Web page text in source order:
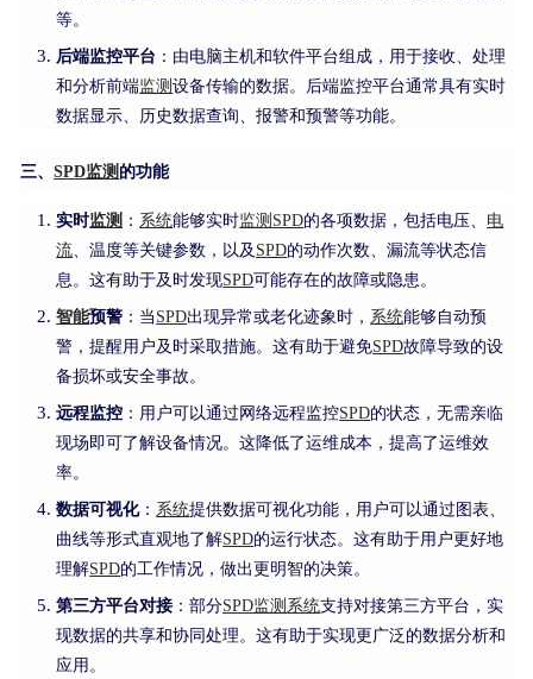
等。
后端监控平台 ：由电脑主机和软件平台组成，用于接收、处理
和分析前端监测设备传输的数据。后端监控平台通常具有实时
数据显示、历史数据查询、报警和预警等功能。
三、SPD监测 的功能
实时监测 ： 系统能够实时监测 SPD的各项数据，包括电压、 电
流 、温度等关键参数，以及 SPD的动作次数、漏流等状态信
息。这有助于及时发现SPD可能存在的故障或隐患。
智能预警 ：当 SPD出现异常或老化迹象时， 系统能够自动预
警，提醒用户及时采取措施。这有助于避免SPD故障导致的设
备损坏或安全事故。
远程监控 ：用户可以通过网络远程监控SPD的状态，无需亲临
现场即可了解设备情况。这降低了运维成本，提高了运维效
率。
数据可视化： 系统提供数据可视化功能，用户可以通过图表、
曲线等形式直观地了解SPD的运行状态。这有助于用户更好地
理解SPD的工作情况，做出更明智的决策。
第三方平台对接 ：部分SPD监测 系统支持对接第三方平台，实
现数据的共享和协同处理。这有助于实现更广泛的数据分析和
应用。